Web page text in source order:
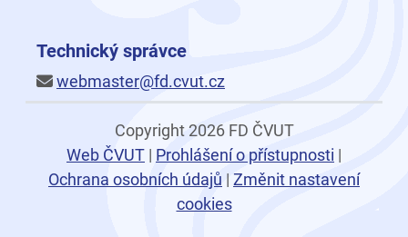
Technický správce
webmaster@fd.cvut.cz
Copyright 2026 FD ČVUT
Web ČVUT | Prohlášení o přístupnosti |
Ochrana osobních údajů | Změnit nastavení
cookies